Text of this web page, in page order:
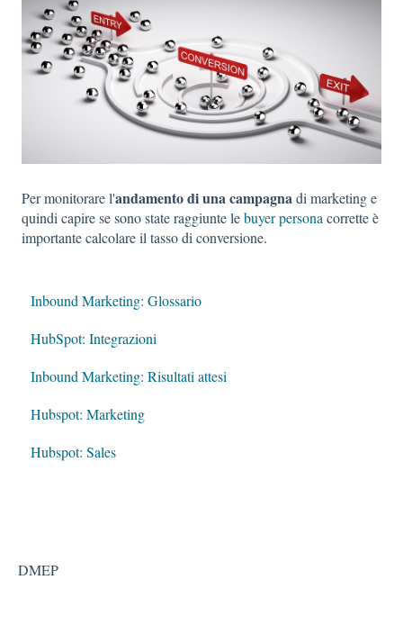
Per monitorare l'andamento di una campagnadi marketing e
quindi capire se sono state raggiunte lebuyer persona corrette è
importante calcolare il tasso di conversione.
Inbound Marketing: Glossario
HubSpot: Integrazioni
Inbound Marketing: Risultati attesi
Hubspot: Marketing
Hubspot: Sales
DMEP